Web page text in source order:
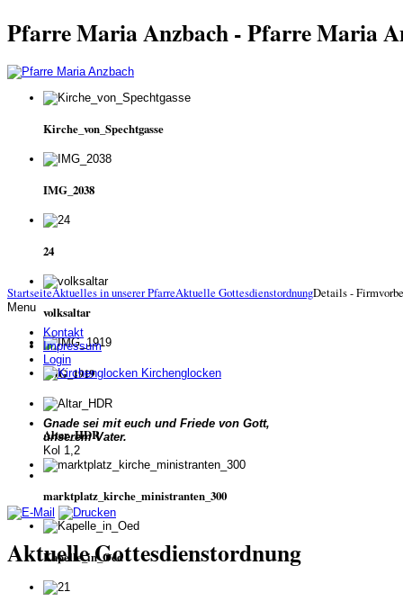
Pfarre Maria Anzbach - Pfarre Maria
Kirche_von_Spechtgasse
IMG_2038
24
volksaltar
IMG_1919
Altar_HDR
marktplatz_kirche_ministranten_300
Kapelle_in_Oed
StartseiteAktuelles in unserer PfarreAktuelle GottesdienstordnungDetails -
Menu
Kontakt
Impressum
Login
Kirchenglocken
Gnade sei mit euch und Friede von Gott,
unserem Vater.
Kol 1,2
Aktuelle Gottesdienstordnung